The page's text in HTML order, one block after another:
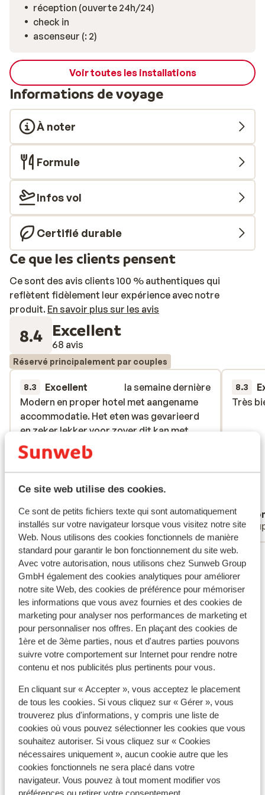
Ce site web utilise des cookies.
Ce sont de petits fichiers texte qui sont automatiquement
installés sur votre navigateur lorsque vous visitez notre site
Web. Nous utilisons des cookies fonctionnels de manière
standard pour garantir le bon fonctionnement du site web.
Avec votre autorisation, nous utilisons chez Sunweb Group
GmbH également des cookies analytiques pour améliorer
notre site Web, des cookies de préférence pour mémoriser
les informations que vous avez fournies et des cookies de
marketing pour analyser nos performances de marketing et
pour personnaliser nos offres. En plaçant des cookies de
1ère et de 3ème parties, nous et d'autres parties pouvons
suivre votre comportement sur Internet pour rendre notre
contenu et nos publicités plus pertinents pour vous.
En cliquant sur « Accepter », vous acceptez le placement
de tous les cookies. Si vous cliquez sur « Gérer », vous
trouverez plus d'informations, y compris une liste de
cookies où vous pouvez sélectionner les cookies que vous
souhaitez autoriser. Si vous cliquez sur « Cookies
nécessaires uniquement », aucun cookie autre que les
cookies fonctionnels ne sera placé dans votre
navigateur. Vous pouvez à tout moment modifier vos
réception (ouverte 24h/24)
check in
ascenseur (: 2)
Voir toutes les installations
Informations de voyage
À noter
Formule
Infos vol
Certifié durable
Ce que les clients pensent
Ce sont des avis clients 100 % authentiques qui
reflètent fidèlement leur expérience avec notre
produit. En savoir plus sur les avis
8.4 Excellent
68 avis
Réservé principalement par couples
8.3 Excellent
la semaine dernière
Modern en proper hotel met aangename
accommodatie. Het eten was gevarieerd
en zeker lekker voor zover dit kan met
buffet. Heel vriendelijk personeel. Altijd
plaats bij het zwembad dankzij opgevolgd
niet reserveren met handdoek beleid.
Weinig kinderen. Lekkere cocktails en
onze smaak. Heel veel verouderde
hoogbouw. Veel lege en verloederde
panden. Het ruikt er overal naar riool. Dit is
geen mooie regio.
Modern en proper hotel met aangename
accommodatie. Het eten was gevarieerd
en zeker lekker voor zover dit kan met
buffet. Heel vriendelijk personeel. Altijd
plaats bij het zwembad dankzij opgevolgd
niet reserveren met handdoek beleid.
Weinig kinderen. Lek...plus
Anonyme
Parents solos
8.3
Très
Très
Voir tous les 68 avis
Emplacement
Afficher sur la carte
À proximité
Distance de la plage environ 200 mètres (plage de
sable)
Distance du centre-ville: environ 150 mètres
Distance de l'aéroport Girona environ 35
kilomètres: Barcelona environ 70,0 kilomètre(s)